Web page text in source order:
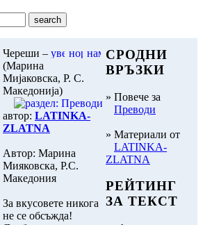
Череши –
(Марина
Миjаковска, Р. С.
Македонија)
автор: LATINKA-
ZLATNA
Автор: Марина
Мияковска, Р.С.
Македония
За вкусовете никога
не се обсъжда!
СРОДНИ
ВРЪЗКИ
» Повече за
Преводи
» Материали от
LATINKA-
ZLATNA
РЕЙТИНГ
ЗА ТЕКСТ